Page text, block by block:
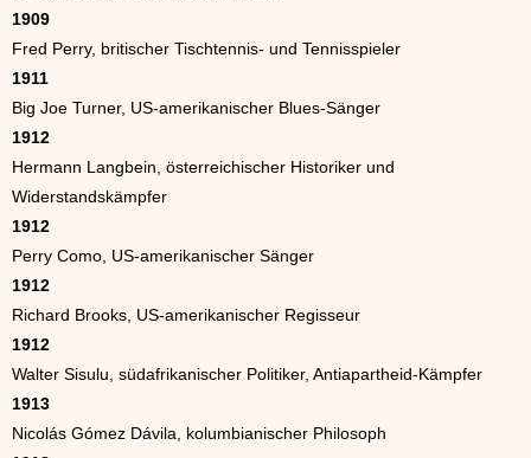
1909
Fred Perry, britischer Tischtennis- und Tennisspieler
1911
Big Joe Turner, US-amerikanischer Blues-Sänger
1912
Hermann Langbein, österreichischer Historiker und
Widerstandskämpfer
1912
Perry Como, US-amerikanischer Sänger
1912
Richard Brooks, US-amerikanischer Regisseur
1912
Walter Sisulu, südafrikanischer Politiker, Antiapartheid-Kämpfer
1913
Nicolás Gómez Dávila, kolumbianischer Philosoph